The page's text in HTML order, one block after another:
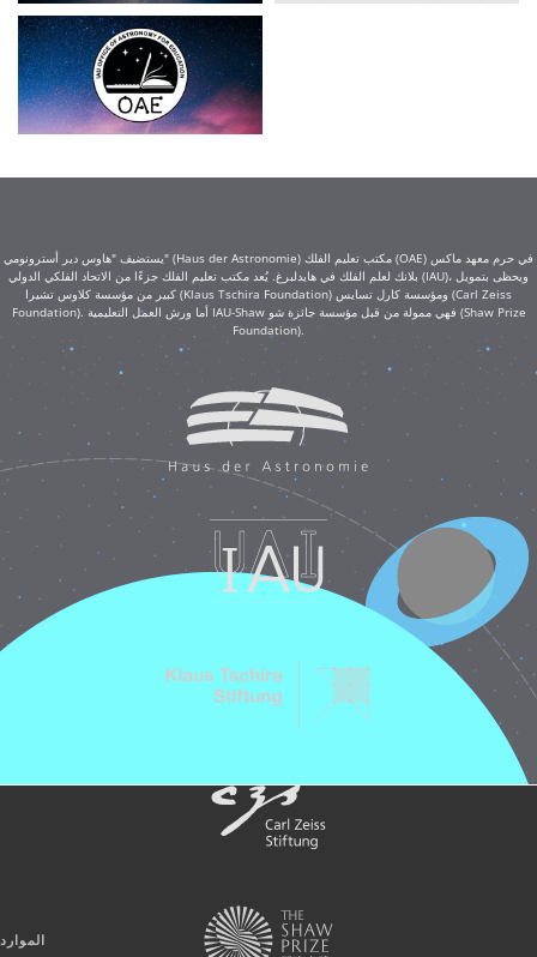
يستضيف "هاوس دير أسترونومي" (Haus der Astronomie) مكتب تعليم الفلك (OAE) في حرم معهد ماكس
بلانك لعلم الفلك في هايدلبرغ. يُعد مكتب تعليم الفلك جزءًا من الاتحاد الفلكي الدولي (IAU)، ويحظى بتمويل
كبير من مؤسسة كلاوس تشيرا (Klaus Tschira Foundation) ومؤسسة كارل تسايس (Carl Zeiss
Foundation). أما ورش العمل التعليمية IAU-Shaw فهي ممولة من قبل مؤسسة جائزة شو (Shaw Prize
Foundation).
الموارد